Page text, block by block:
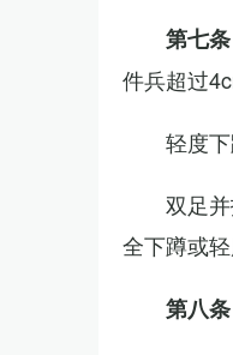
第七条
件兵超过
轻度
双足
全下蹲或
第八条